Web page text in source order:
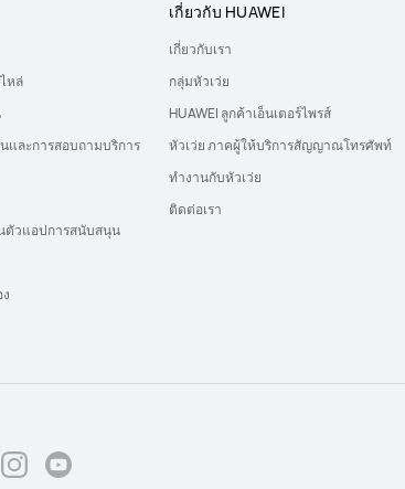
หล่
และการสอบถามบริการ
ตัวแอปการสนับสนุน
เกี่ยวกับ HUAWEI
เกี่ยวกับเรา
กลุ่มหัวเว่ย
HUAWEI ลูกค้าเอ็นเตอร์ไพรส์
หัวเว่ย ภาคผู้ให้บริการสัญญาณโทรศัพท์
ทำงานกับหัวเว่ย
ติดต่อเรา